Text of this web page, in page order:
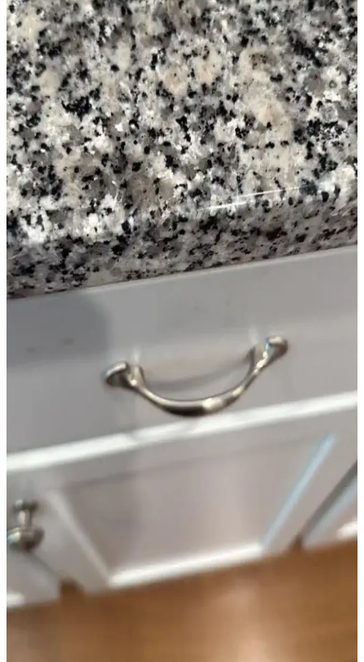
Kiralık banyolarda boya, fayans ve zemin yenileme süreçlerinde
dayanıklılık, estetik ve ev sahibi onayı ön plandadır. Bu rehber,
pratik ve uyumlu dekorasyon önerileri sunar.
Yıpranmış Banyolarda Renk Uyumu ve Mekan
Kullanımı İçin Doğru Boya Seçimi
Yıpranmış banyolarda slate zemin ve vintage detaylarla uyumlu
boya seçimi, sakin tonlar ve vurgu renkleriyle mekanın estetik ve
fonksiyonel dengesini sağlar.
Eski Güvenlik Sisteminden Kalan Fayans
Deliklerinin Çözümü ve Yaratıcı Dekorasyon
Fikirleri
Eski güvenlik sistemlerinin fayanslarda bıraktığı delikler, estetik ve
işlevsellik sorunları yaratır. Kısa vadede boya ve dekoratif çözümler,
uzun vadede ise tam tadilat önerilir.
Bodrum katlarında doğal ışık sınırlıdır; doğru boya renkleri ve alt
tonları seçimi mekanın sıcak ve ferah görünmesini sağlar. Navajo
White, Swiss Coffee gibi renkler detaylıca incelenmiştir.
Tuğla Cepheyi Beyaza Boyamanın Estetik ve Yapısal
Etkileri Üzerine Değerlendirme
Tuğla cephelerin beyaza boyanması estetik açıdan tercih edilse de,
bakım zorlukları ve yapısal riskler taşır. Doğal nefes alma özelliği
kaybolabilir, alternatif çözümler önerilir.
Benjamin Moore Beyaz Tonları: White Dove,
Chantilly Lace ve Simply White Karşılaştırması
Benjamin Moore'un White Dove, Chantilly Lace ve Simply White
beyaz tonları, mekanın ışıklandırması, zemin ve mobilyalarla